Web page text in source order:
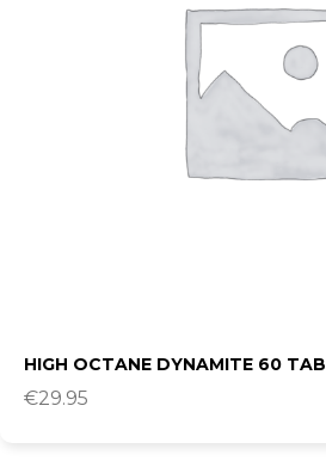
HIGH OCTANE DYNAMITE 60
€29.95